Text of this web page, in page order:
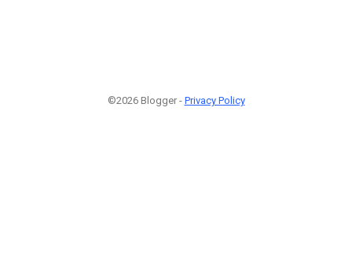
©2026 Blogger - Privacy Policy